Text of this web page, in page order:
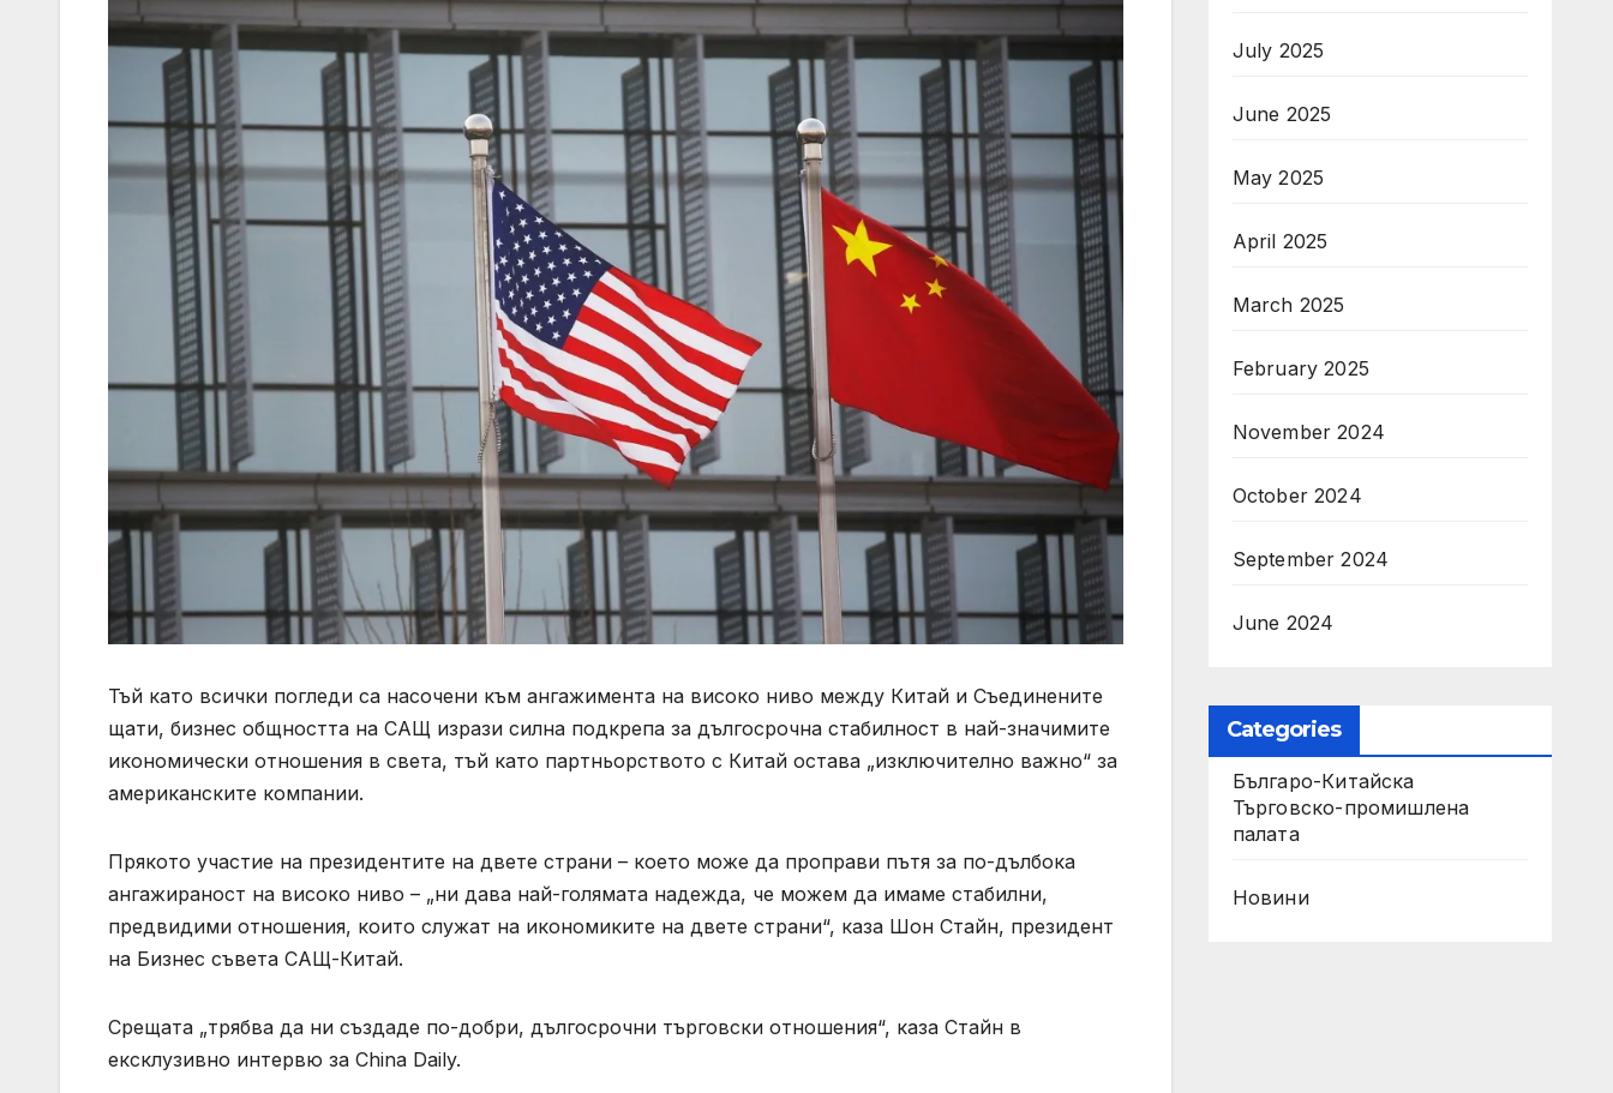
Тъй като всички погледи са насочени към ангажимента на високо ниво между Китай и Съединените
щати, бизнес общността на САЩ изрази силна подкрепа за дългосрочна стабилност в най-значимите
икономически отношения в света, тъй като партньорството с Китай остава „изключително важно“ за
американските компании.
Прякото участие на президентите на двете страни – което може да проправи пътя за по-дълбока
ангажираност на високо ниво – „ни дава най-голямата надежда, че можем да имаме стабилни,
предвидими отношения, които служат на икономиките на двете страни“, каза Шон Стайн, президент
на Бизнес съвета САЩ-Китай.
Срещата „трябва да ни създаде по-добри, дългосрочни търговски отношения“, каза Стайн в
ексклузивно интервю за China Daily.
July 2025
June 2025
May 2025
April 2025
March 2025
February 2025
November 2024
October 2024
September 2024
June 2024
Categories
Българо-Китайска
Търговско-промишлена
палaта
Новини